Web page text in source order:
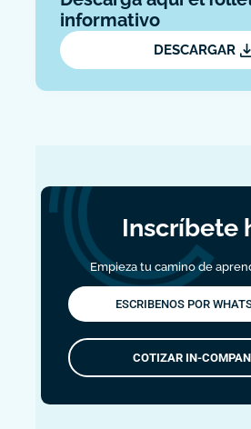
informativo
DESCARGAR
Inscríbete
Empieza tu camino de
ESCRIBENOS POR
COTIZAR IN-